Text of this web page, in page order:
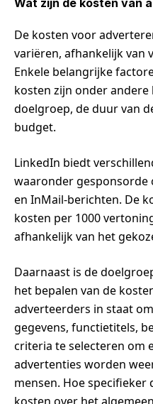
De kosten voor
variëren, afhankelijk van
Enkele belangrijke
kosten zijn onder
doelgroep, de duur van
budget.
LinkedIn biedt
waaronder
en InMail-berichten. De
kosten per 1000
afhankelijk van het
Daarnaast is de
het bepalen van de
adverteerders in staat
gegevens, functietitels,
criteria te selecteren om
advertenties worden
mensen. Hoe
kosten over het